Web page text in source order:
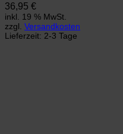
36,95 €
inkl. 19 % MwSt.
zzgl. Versandkosten
Lieferzeit: 2-3 Tage